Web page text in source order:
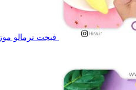
فیجت نرمالو موز